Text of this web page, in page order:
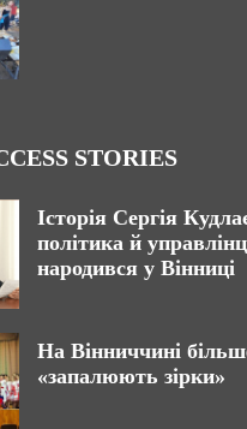
STORIES
Історія Сергія
політика й
народився у Вінниці
На Вінниччині
«запалюють зірки»